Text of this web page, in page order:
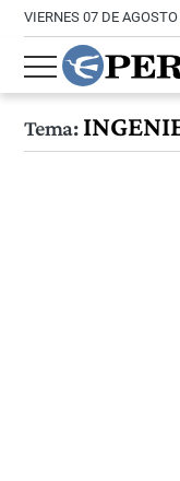
VIERNES 07 DE
Tema: